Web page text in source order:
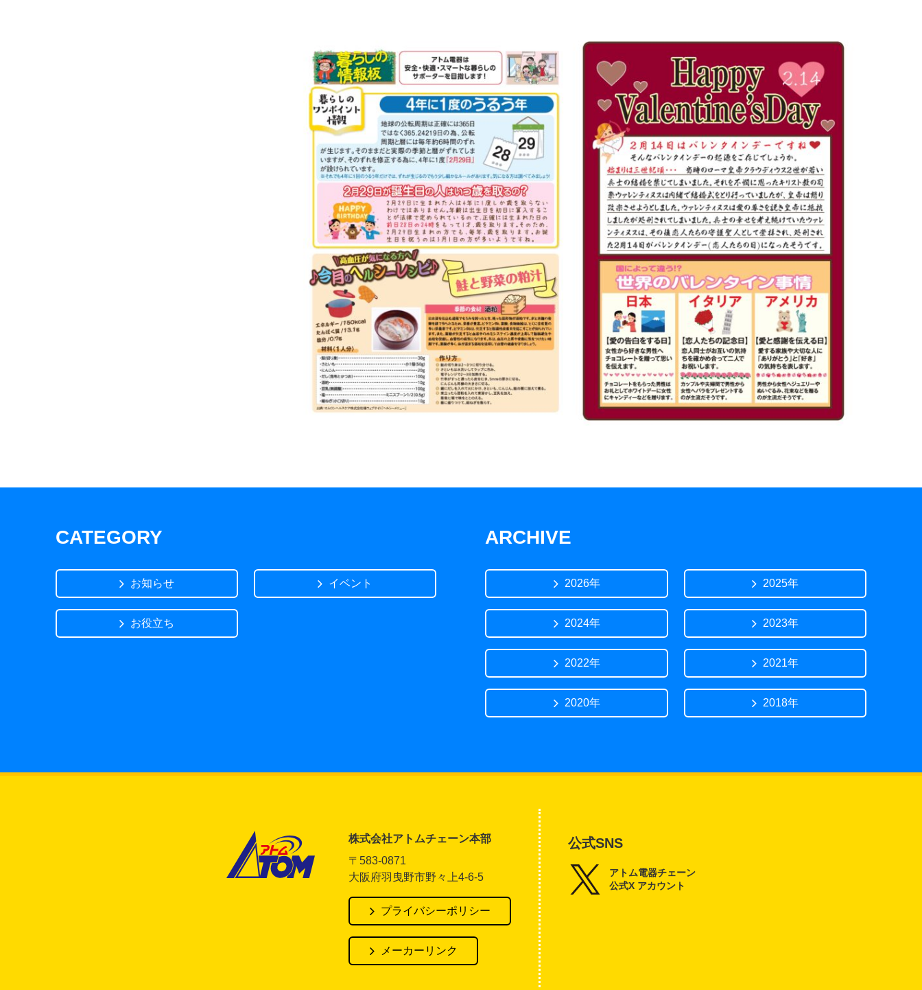
CATEGORY
お知らせ イベント
お役立ち
ARCHIVE
2026年 2025年
2024年 2023年
2022年 2021年
2020年 2018年
アトム電器チェーン
株式会社アトムチェーン本部
〒583-0871
大阪府羽曳野市野々上4-6-5
プライバシーポリシー
メーカーリンク
公式SNS
アトム電器チェーン
公式X アカウント